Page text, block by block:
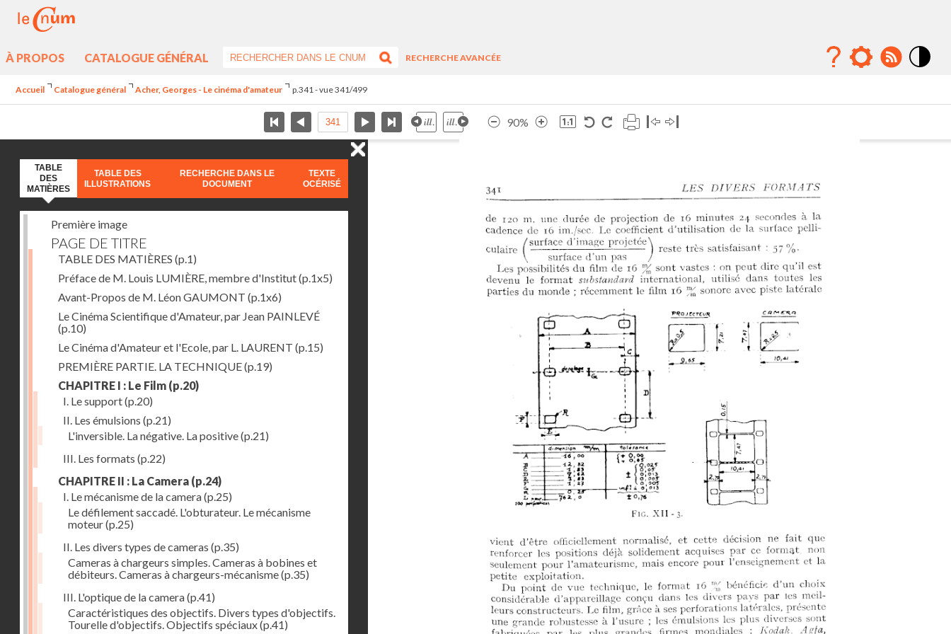
À PROPOS CATALOGUE GÉNÉRAL
RECHERCHE AVANCÉE
Accueil Catalogue général Acher, Georges - Le cinéma d'amateur p.341 - vue 341/499
90%
TABLE
DES
MATIÈRES
TABLE DES
ILLUSTRATIONS
RECHERCHE DANS LE
DOCUMENT
TEXTE
OCÉRISÉ
Première image
PAGE DE TITRE
TABLE DES MATIÈRES (p.1)
Préface de M. Louis LUMIÈRE, membre d'Institut(p.1x5)
Avant-Propos de M. Léon GAUMONT (p.1x6)
Le Cinéma Scientifique d'Amateur, par Jean PAINLEVÉ
(p.10)
Le Cinéma d'Amateur et l'Ecole, par L. LAURENT (p.15)
PREMIÈRE PARTIE. LA TECHNIQUE(p.19)
CHAPITRE I : Le Film (p.20)
I. Le support(p.20)
II. Les émulsions (p.21)
L'inversible. La négative. La positive(p.21)
III. Les formats (p.22)
CHAPITRE II : La Camera (p.24)
I. Le mécanisme de la camera(p.25)
Le défilement saccadé. L'obturateur. Le mécanisme
moteur(p.25)
II. Les divers types de cameras (p.35)
Cameras à chargeurs simples. Cameras à bobines et
débiteurs. Cameras à chargeurs-mécanisme(p.35)
III. L'optique de la camera(p.41)
Caractéristiques des objectifs. Divers types d'objectifs.
Tourelle d'objectifs. Objectifs spéciaux(p.41)